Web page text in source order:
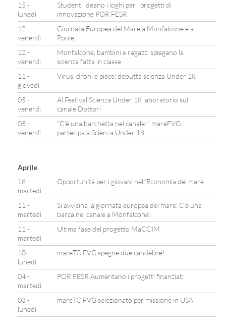
15 -
lunedì
Studenti ideano i loghi per i progetti di
innovazione POR FESR
12 -
venerdì
Giornata Europea del Mare a Monfalcone e a
Poole
12 -
venerdì
Monfalcone, bambini e ragazzi spiegano la
scienza fatta in classe
11 -
giovedì
Virus, droni e pièce: debutta scienza Under 18
05 -
venerdì
Al Festival Scienza Under 18 laboratorio sul
canale Dottori
05 -
venerdì
“C’è una barchetta nel canale!” mareFVG
partecipa a Scienza Under 18
Aprile
18 -
martedì
Opportunità per i giovani nell’Economia del mare
11 -
martedì
Si avvicina la giornata europea del mare: C’è una
barca nel canale a Monfalcone!
11 -
martedì
Ultima fase del progetto MaCCIM
10 -
lunedì
mareTC FVG spegne due candeline!
04 -
martedì
POR FESR Aumentano i progetti finanziati
03 -
lunedì
mareTC FVG selezionato per missione in USA